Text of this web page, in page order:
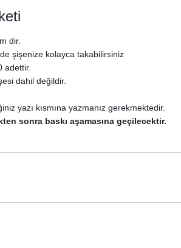
dir.
şişenize kolayca takabilirsiniz
adettir.
dahil değildir.
yazı kısmına yazmanız gerekmektedir.
sonra baskı aşamasına geçilecektir.